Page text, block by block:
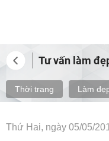
Tư vấn làm
Thời trang Làm
Thứ Hai, ngày 05/05/